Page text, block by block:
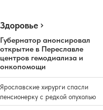
Здоровье
Губернатор анонсировал
открытие в Переславле
центров гемодиализа и
онкопомощи
Ярославские хирурги спасли
пенсионерку с редкой опухолью